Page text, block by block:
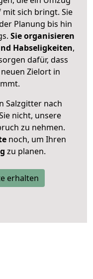
sich bringt. Sie
Planung bis hin
Sie organisieren
Habseligkeiten,
dafür, dass
Zielort in
Salzgitter nach
nicht, unsere
zu nehmen.
noch, um Ihren
zu planen.
erhalten